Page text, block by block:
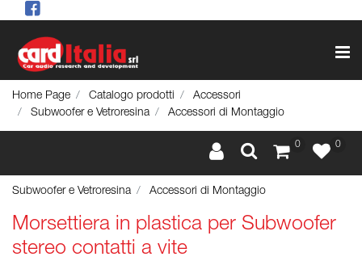
Home Page Catalogo prodotti
Accessori
Subwoofer e Vetroresina
Accessori di Montaggio
0 0
Subwoofer e Vetroresina Accessori di Montaggio
Morsettiera in plastica per Subwoofer
stereo contatti a vite